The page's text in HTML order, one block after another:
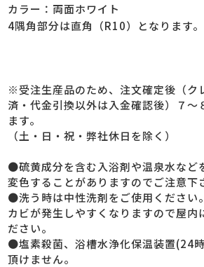
カラー：両面ホワイト
4隅角部分は直角（R10）となります。
※受注生産品のため、注文確定後（ク
済・代金引換以外は入金確認後）７～
ます。
（土・日・祝・弊社休日を除く）
●硫黄成分を含む入浴剤や温泉水など
変色することがありますのでご注意下
●洗う時は中性洗剤をご使用ください
カビが発生しやすくなりますので屋内
ださい。
●塩素殺菌、浴槽水浄化保温装置(24
頂けません。